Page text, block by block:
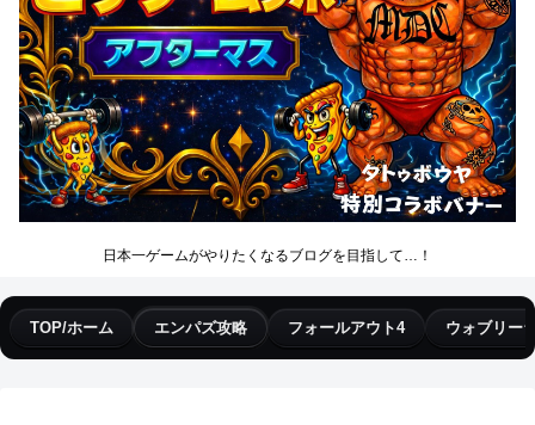
日本一ゲームがやりたくなるブログを目指して…！
TOP/ホーム エンパズ攻略 フォールアウト4 ウォブリー